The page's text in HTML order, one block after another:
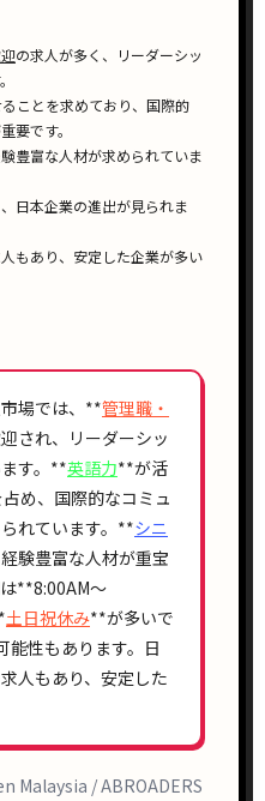
の求人が多く、リーダーシッ
ことを求めており、国際的
要です。
豊富な人材が求められていま
日本企業の進出が見られま
もあり、安定した企業が多い
場では、**管理職・
され、リーダーシッ
す。**英語力**が活
め、国際的なコミュ
れています。**シニ
験豊富な人材が重宝
**8:00AM〜
土日祝休み**が多いで
能性もあります。日
人もあり、安定した
Malaysia / ABROADERS